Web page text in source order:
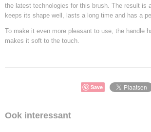
the latest technologies for this brush. The result is
keeps its shape well, lasts a long time and has a
To make it even more pleasant to use, the handle
makes it soft to the touch.
Save
Ook interessant